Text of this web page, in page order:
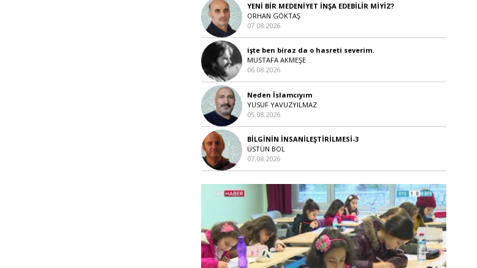
YENİ BİR MEDENİYET İNŞA EDEBİLİR MİYİZ?
ORHAN GÖKTAŞ
07.08.2026
işte ben biraz da o hasreti severim.
MUSTAFA AKMEŞE
06.08.2026
Neden İslamcıyım
YUSUF YAVUZYILMAZ
05.08.2026
BİLGİNİN İNSANİLEŞTİRİLMESİ-3
ÜSTÜN BOL
07.08.2026